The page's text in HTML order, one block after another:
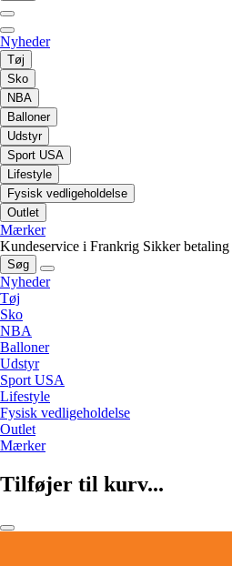
Nyheder
Tøj
Sko
NBA
Balloner
Udstyr
Sport USA
Lifestyle
Fysisk vedligeholdelse
Outlet
Mærker
Kundeservice i Frankrig Sikker betaling
Søg
Nyheder
Tøj
Sko
NBA
Balloner
Udstyr
Sport USA
Lifestyle
Fysisk vedligeholdelse
Outlet
Mærker
Tilføjer til kurv...